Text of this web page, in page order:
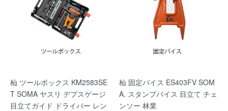
杣 ツールボックス KM2583SE
T SOMA ヤスリ デプスゲージ
目立てガイド ドライバー レン
杣 固定バイス ES403FV SOM
A. スタンプバイス 目立て チェ
ンソー 林業